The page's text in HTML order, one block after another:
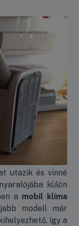
utazik és vinné
külön
a mobil klíma
modell már
így a